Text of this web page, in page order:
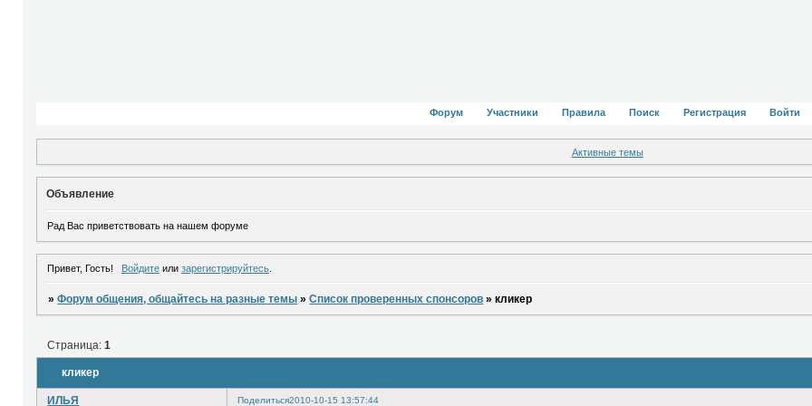
Форум Участники Правила Поиск Регистрация Войти
Активные темы
Объявление
Рад Вас приветствовать на нашем форуме
Привет, Гость! Войдитеили зарегистрируйтесь.
»Форум общения, общайтесь на разные темы »Список проверенных спонсоров »кликер
кликер
Страница:1
Поделиться2010-10-15 13:57:44
ИЛЬЯ